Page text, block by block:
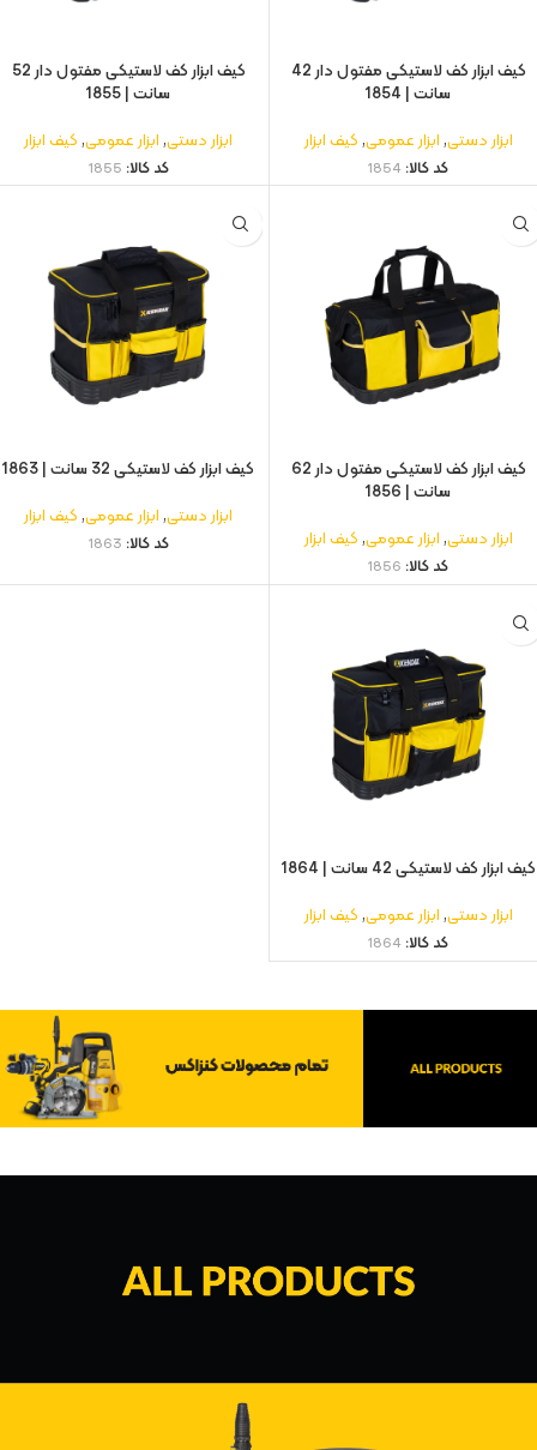
کیف ابزار کف لاستیکی مفتول‌ دار 42
سانت | 1854
ابزار دستی,ابزار عمومی,کیف ابزار
کد کالا: 1854
کیف ابزار کف لاستیکی مفتول‌ دار 52
سانت | 1855
ابزار دستی,ابزار عمومی,کیف ابزار
کد کالا: 1855
کیف ابزار کف لاستیکی مفتول‌ دار 62
سانت | 1856
ابزار دستی,ابزار عمومی,کیف ابزار
کد کالا: 1856
کیف ابزار کف لاستیکی 32 سانت | 1863
ابزار دستی,ابزار عمومی,کیف ابزار
کد کالا: 1863
کیف ابزار کف لاستیکی 42 سانت | 1864
ابزار دستی,ابزار عمومی,کیف ابزار
کد کالا: 1864